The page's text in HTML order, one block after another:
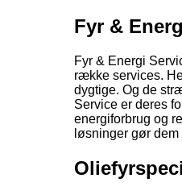
Fyr &
Fyr & Energi
række services.
dygtige. Og de
Service er deres
energiforbrug og
løsninger gør